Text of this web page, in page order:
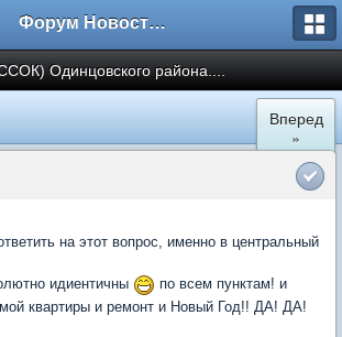
Форум Новостройки
Одинцовского района....
Вперед
»
на этот вопрос, именно в центральный
идиентичны
по всем пунктам! и
квартиры и ремонт и Новый Год!! ДА! ДА!